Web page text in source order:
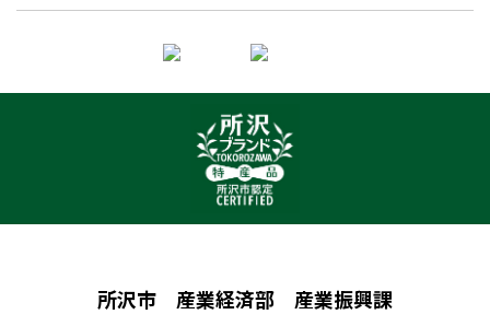
所沢市 産業経済部 産業振興課